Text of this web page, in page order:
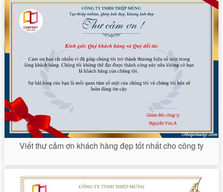
Viết thư cảm ơn khách hàng đẹp tốt nhất cho công ty